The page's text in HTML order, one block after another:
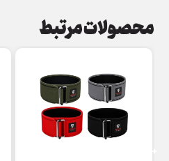
محصولات مرتبط